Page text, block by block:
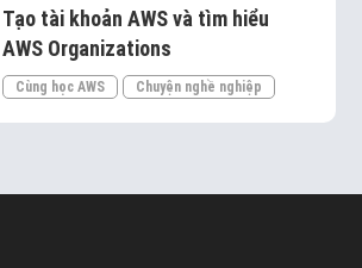
Tạo tài khoản AWS và tìm hiểu
AWS Organizations
Cùng học AWS Chuyện nghề nghiệp